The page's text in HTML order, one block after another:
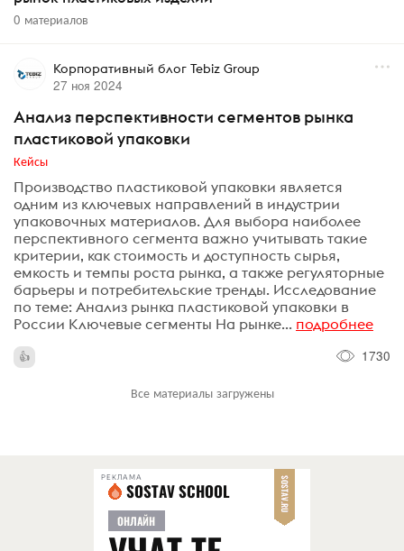
0 материалов
Корпоративный блог Tebiz Group
27 ноя 2024
Анализ перспективности сегментов рынка
пластиковой упаковки
Кейсы
Производство пластиковой упаковки является
одним из ключевых направлений в индустрии
упаковочных материалов. Для выбора наиболее
перспективного сегмента важно учитывать такие
критерии, как стоимость и доступность сырья,
емкость и темпы роста рынка, а также регуляторные
барьеры и потребительские тренды. Исследование
по теме: Анализ рынка пластиковой упаковки в
России Ключевые сегменты На рынке... подробнее
1730
Все материалы загружены
РЕКЛАМА